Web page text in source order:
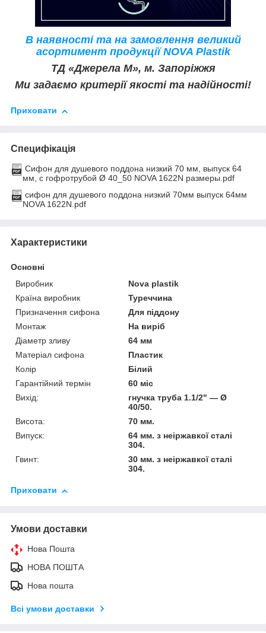
В наявності та на замовлення великий
асортимент продукції NOVA Plastik
ТД «Джерела М», м. Запоріжжя
Ми задаємо критерії якості та надійності!
Приховати
Специфікація
Сифон для душевого поддона низкий 70 мм, выпуск 64
мм, с гофротрубой Ø 40_50 NOVA 1622N размеры.pdf
сифон для душевого поддона низкий 70мм выпуск 64мм
NOVA 1622N.pdf
Характеристики
Основні
Виробник
Nova plastik
Країна виробник
Туреччина
Призначення сифона
Для піддону
Монтаж
На виріб
Діаметр зливу
64 мм
Матеріал сифона
Пластик
Колір
Білий
Гарантійний термін
60 міс
Вихід:
гнучка труба 1.1/2" — Ø
40/50.
Висота:
70 мм.
Випуск:
64 мм. з неіржавкої сталі
304.
Гвинт:
30 мм. з неіржавкої сталі
304.
Приховати
Умови доставки
Нова Пошта
НОВА ПОШТА
Нова пошта
Всі умови доставки